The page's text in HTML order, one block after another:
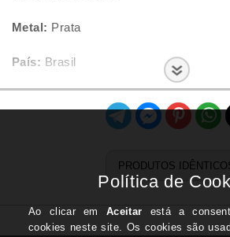
Metal: Prata
País: Brasil
PRODUTOS